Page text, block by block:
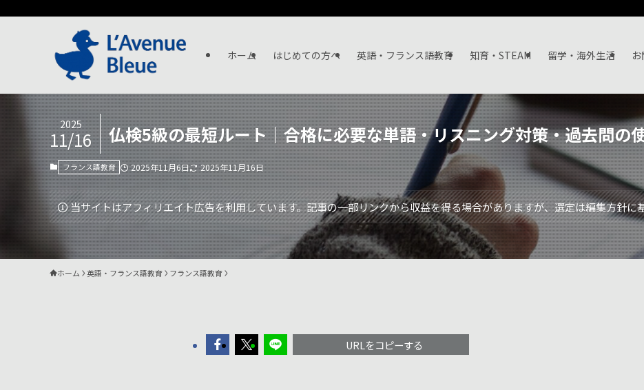
ホーム はじめての方へ 英語・フランス語教育 知育・STEAM 留学・海外生活
仏検5級の最短ルート｜合格に必要な単語・リスニング対策・過去問の
2025
11/16
フランス語教育 2025年11月6日 2025年11月16日
当サイトはアフィリエイト広告を利用しています。記事の一部リンクから収益を得る場合がありますが、選定は編集方針
ホーム 英語・フランス語教育 フランス語教育
URLをコピーする